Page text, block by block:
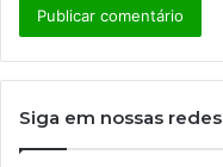
Siga em nossas redes